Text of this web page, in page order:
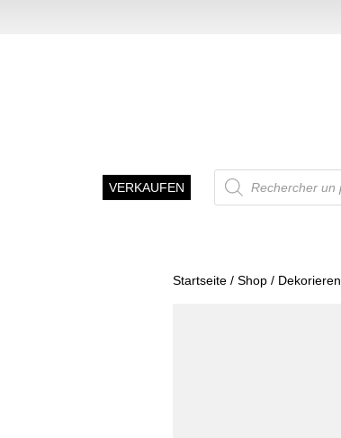
VERKAUFEN
Recherche
de
produits
Startseite / Shop / Dekorieren